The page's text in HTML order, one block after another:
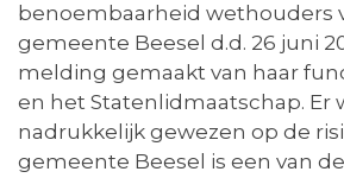
benoembaarheid wethouders
gemeente Beesel d.d. 26 juni
melding gemaakt van haar
en het Statenlidmaatschap. Er
nadrukkelijk gewezen op de
gemeente Beesel is een van